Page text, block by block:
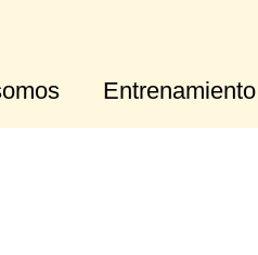
Entrenamiento